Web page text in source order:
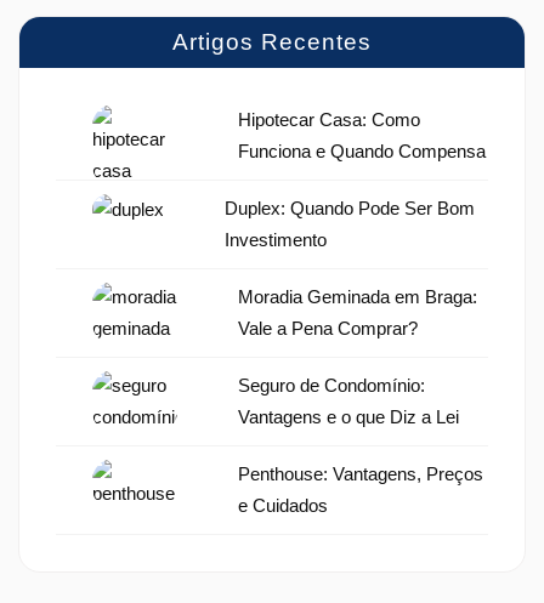
Artigos Recentes
Hipotecar Casa: Como
Funciona e Quando Compensa
Duplex: Quando Pode Ser Bom
Investimento
Moradia Geminada em Braga:
Vale a Pena Comprar?
Seguro de Condomínio:
Vantagens e o que Diz a Lei
Penthouse: Vantagens, Preços
e Cuidados